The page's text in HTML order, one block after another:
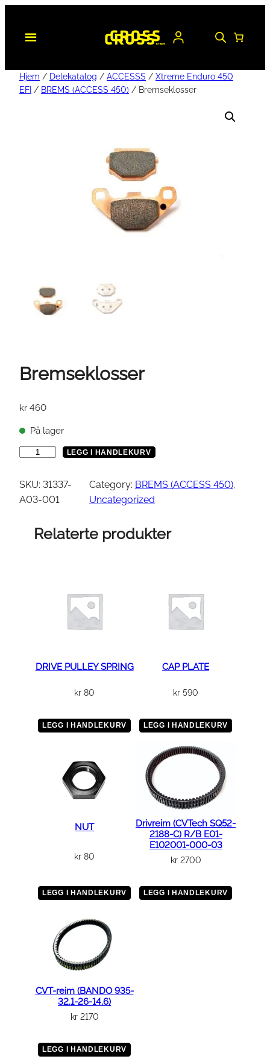
Hjem / Delekatalog / ACCESSS / Xtreme Enduro 450
EFI / BREMS (ACCESS 450) / Bremseklosser
Bremseklosser
kr 460
På lager
e
m
LEGG I HANDLEKURV
SKU: 31337-
A03-001
Category: BREMS (ACCESS 450)
Uncategorized
Relaterte produkter
DRIVE PULLEY SPRING
kr 80
LEGG I HANDLEKURV
CAP PLATE
kr 590
LEGG I HANDLEKURV
NUT
kr 80
LEGG I HANDLEKURV
Drivreim (CVTech SQ52-
2188-C) R/B E01-
E102001-000-03
kr2700
LEGG I HANDLEKURV
CVT-reim (BANDO 935-
32.1-26-14.6)
kr2170
LEGG I HANDLEKURV